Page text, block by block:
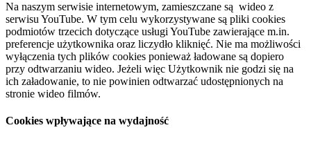
Na naszym serwisie internetowym, zamieszczane są wideo z
serwisu YouTube. W tym celu wykorzystywane są pliki cookies
podmiotów trzecich dotyczące usługi YouTube zawierające m.in.
preferencje użytkownika oraz liczydło kliknięć. Nie ma możliwości
wyłączenia tych plików cookies ponieważ ładowane są dopiero
przy odtwarzaniu wideo. Jeżeli więc Użytkownik nie godzi się na
ich załadowanie, to nie powinien odtwarzać udostępnionych na
stronie wideo filmów.
Cookies wpływające na wydajność